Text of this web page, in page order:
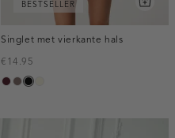
BESTSELLER
Singlet met vierkante hals
€14.95
pruim,
taupe
zwart